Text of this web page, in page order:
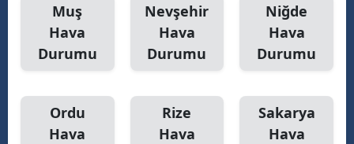
Muş
Hava
Durumu
Nevşehir
Hava
Durumu
Niğde
Hava
Durumu
Ordu
Hava
Rize
Hava
Sakarya
Hava